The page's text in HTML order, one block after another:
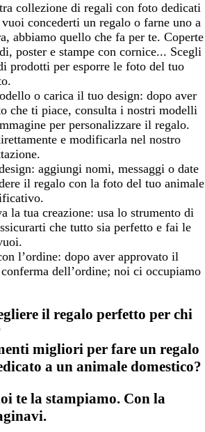
collezione di regali con foto dedicati
concederti un regalo o farne uno a
abbiamo quello che fa per te. Coperte
poster e stampe con cornice... Scegli
prodotti per esporre le foto del tuo
o carica il tuo design: dopo aver
che ti piace, consulta i nostri modelli
per personalizzare il regalo.
e modificarla nel nostro
aggiungi nomi, messaggi o date
il regalo con la foto del tuo animale
la tua creazione: usa lo strumento di
che tutto sia perfetto e fai le
l’ordine: dopo aver approvato il
dell’ordine; noi ci occupiamo
il regalo perfetto per chi
migliori per fare un regalo
a un animale domestico?
te la stampiamo. Con la